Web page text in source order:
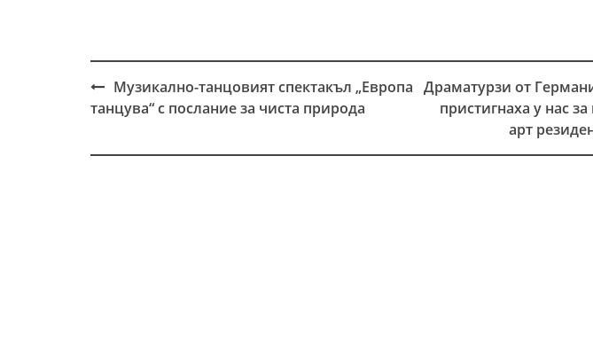
Post
navigation
Музикално-танцовият спектакъл „Европа
танцува“ с послание за чиста природа
Драматурзи от
пристигнаха у нас
арт